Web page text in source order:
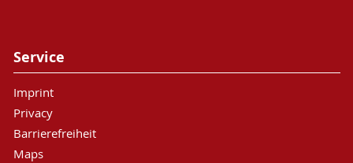
Service
Imprint
Privacy
Barrierefreiheit
Maps